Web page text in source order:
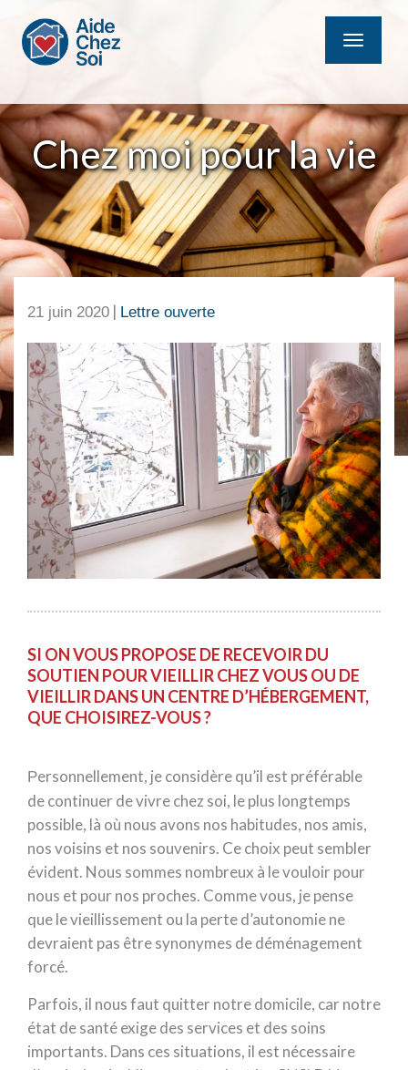
MENU
Chez moi pour la vie
21 juin 2020 | Lettre ouverte
SI ON VOUS PROPOSE DE RECEVOIR DU
SOUTIEN POUR VIEILLIR CHEZ VOUS OU DE
VIEILLIR DANS UN CENTRE D’HÉBERGEMENT,
QUE CHOISIREZ-VOUS ?
Personnellement, je considère qu’il est préférable
de continuer de vivre chez soi, le plus longtemps
possible, là où nous avons nos habitudes, nos amis,
nos voisins et nos souvenirs. Ce choix peut sembler
évident. Nous sommes nombreux à le vouloir pour
nous et pour nos proches. Comme vous, je pense
que le vieillissement ou la perte d’autonomie ne
devraient pas être synonymes de déménagement
forcé.
Parfois, il nous faut quitter notre domicile, car notre
état de santé exige des services et des soins
importants. Dans ces situations, il est nécessaire